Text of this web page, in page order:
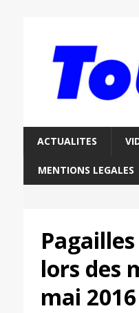
ACTUALITES
MENTIONS LEGALES
lors des
mai 2016